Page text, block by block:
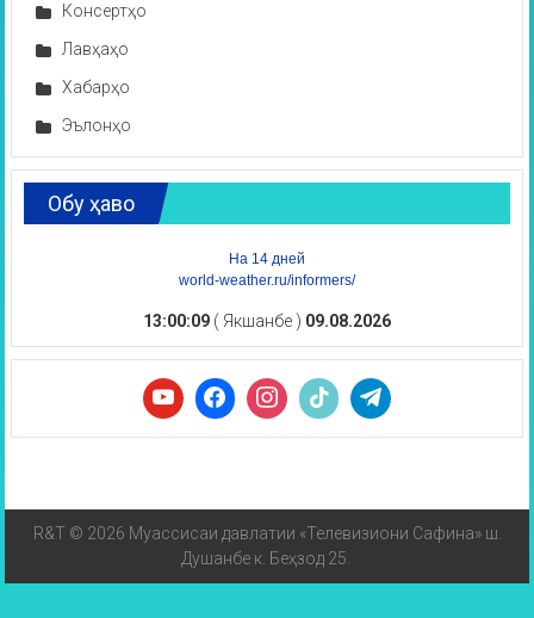
Консертҳо
Лавҳаҳо
Хабарҳо
Эълонҳо
Обу ҳаво
На 14 дней
world-weather.ru/informers/
13:00:09 ( Якшанбе ) 09.08.2026
R&T © 2026 Муассисаи давлатии «Телевизиони Сафина» ш.
Душанбе к. Беҳзод 25.